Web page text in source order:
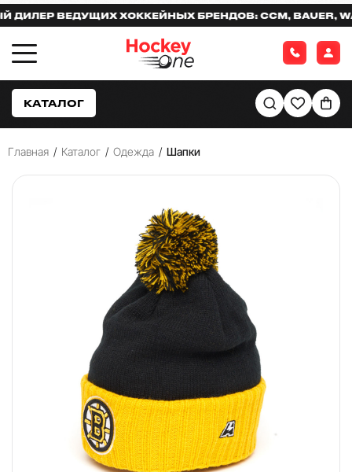
ВЕДУЩИХ ХОККЕЙНЫХ БРЕНДОВ: CCM, BAUER,
КАТАЛОГ
Главная / Каталог / Одежда / Шапки